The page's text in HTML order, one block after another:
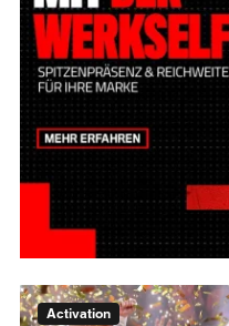
Activation